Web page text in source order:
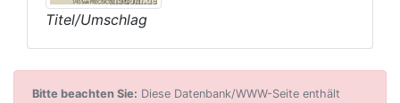
Titel/Umschlag
Bitte beachten Sie: Diese Datenbank/WWW-Seite enthält